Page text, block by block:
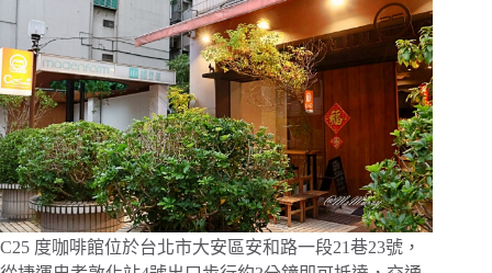
C25 度咖啡館位於台北市大安區安和路一段21巷23號，